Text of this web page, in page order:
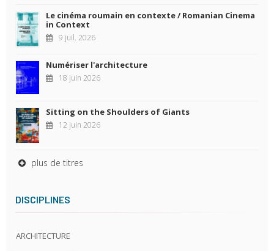
Le cinéma roumain en contexte / Romanian Cinema
in Context
9 juil. 2026
Numériser l'architecture
18 juin 2026
Sitting on the Shoulders of Giants
12 juin 2026
plus de titres
DISCIPLINES
ARCHITECTURE